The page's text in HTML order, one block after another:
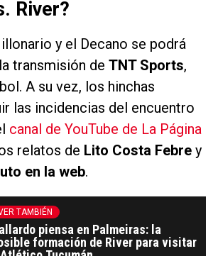
River?
y el Decano se podrá
transmisión de TNT Sports,
A su vez, los hinchas
las incidencias del encuentro
canal de YouTube de La Página
relatos de Lito Costa Febre y
en la web.
TAMBIÉN
piensa en Palmeiras: la
formación de River para visitar